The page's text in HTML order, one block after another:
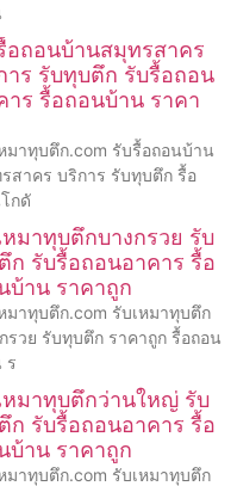
อถอนบ้านสมุทรสาคร
าร รับทุบตึก รับรื้อถอน
าร รื้อถอนบ้าน ราคา
มาทุบตึก.com รับรื้อถอนบ้าน
สาคร บริการ รับทุบตึก รื้อ
กดั
หมาทุบตึกบางกรวย รับ
ก รับรื้อถอนอาคาร รื้อ
บ้าน ราคาถูก
มาทุบตึก.com รับเหมาทุบตึก
รวย รับทุบตึก ราคาถูก รื้อถอน
ร
หมาทุบตึกว่านใหญ่ รับ
ก รับรื้อถอนอาคาร รื้อ
บ้าน ราคาถูก
มาทุบตึก.com รับเหมาทุบตึก